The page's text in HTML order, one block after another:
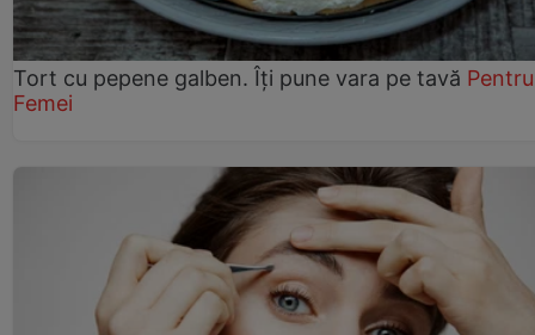
Tort cu pepene galben. Îți pune vara pe tavă Pentru
Femei